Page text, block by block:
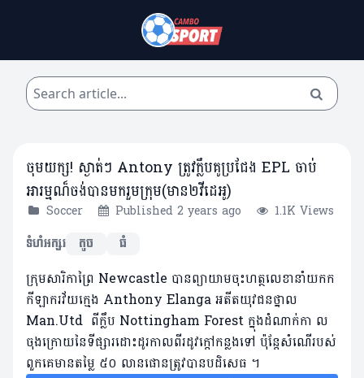
ចុមយក្ស! ស្ងាត់ៗ ​Antony ត្រូវក្លឹបគូប្រជែង EPL ចាប់
អារម្មណ៏ចង់បានមករួមក្រុម(មាន២វីដេអូ)
Soccer Published 2 years ago
1.1K Views
ទំហំអក្សរ
តូច ធំ
ក្រុមសារិកាព្រៃ Newcastle បានព្យាយាមចុះហត្ថលេខានាំយកក
កីឡាករវ័យក្មេង Anthony Elanga អតីតយុវជនថ្នាល
Man.Utd ពីក្លឹប Nottingham Forest ក្នុងដំណាក់កា ល
ចុងក្រោយនៃទីផ្សារដោះដូរកាលពីរដូវក្តៅកន្លងទៅ ប៉ុន្តែសំណើរបស់
ពួកគេមានតម្លៃ ៥០ លានផោនត្រូវបានបដិសេធ ។